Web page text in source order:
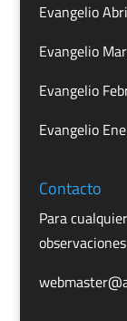
Evangelio
Evangelio
Evangelio
Evangelio
Contacto
Para